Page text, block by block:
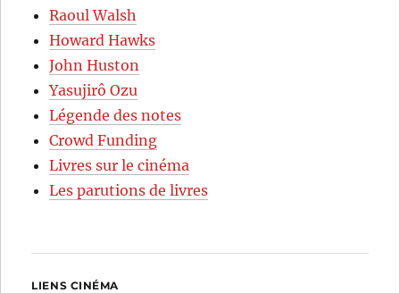
Raoul Walsh
Howard Hawks
John Huston
Yasujirô Ozu
Légende des notes
Crowd Funding
Livres sur le cinéma
Les parutions de livres
LIENS CINÉMA